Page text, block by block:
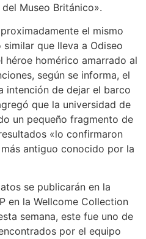
Museo Británico».
el mismo
que lleva a Odiseo
héroe homérico amarrado al
según se informa, el
intención de dejar el barco
que la universidad de
un pequeño fragmento de
«lo confirmaron
antiguo conocido por la
se publicarán en la
en la Wellcome Collection
semana, este fue uno de
por el equipo